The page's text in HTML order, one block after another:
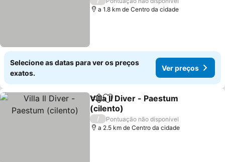
a 1.8 km de Centro da cidade
Selecione as datas para ver os preços
exatos.
Ver preços
PartilharAdicionar aos favoritos
Villa Il Diver - Paestum
(cilento)
/
Pontuação não disponível
a 2.5 km de Centro da cidade